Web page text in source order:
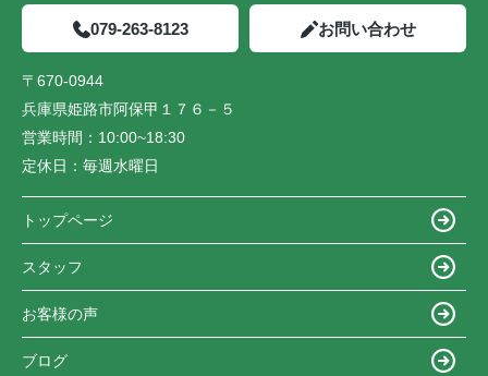
079-263-8123 お問い合わせ
〒670-0944
兵庫県姫路市阿保甲１７６－５
営業時間： 10:00~18:30
定休日： 毎週水曜日
トップページ
スタッフ
お客様の声
ブログ